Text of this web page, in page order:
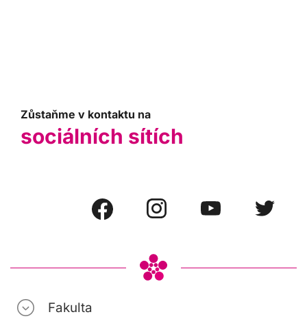
Zůstaňme v kontaktu na
sociálních sítích
Fakulta